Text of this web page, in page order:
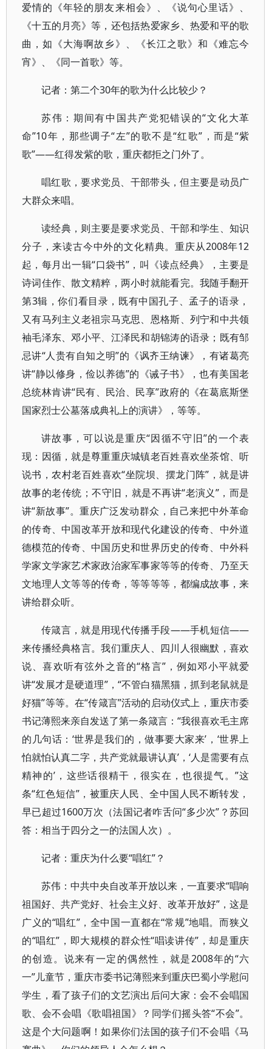
爱情的《年轻的朋友来相会》、《说句心里话》、
《十五的月亮》等，还包括热爱家乡、热爱和平的歌
曲，如《大海啊故乡》、《长江之歌》和《难忘今
宵》、《同一首歌》等。
记者：第二个30年的歌为什么比较少？
苏伟：期间有中国共产党犯错误的“文化大革
命”10年，那些调子“左”的歌不是“红歌”，而是“紫
歌”——红得发紫的歌，重庆都拒之门外了。
唱红歌，要求党员、干部带头，但主要是动员广
大群众来唱。
读经典，则主要是要求党员、干部和学生、知识
分子，来读古今中外的文化精典。重庆从2008年12
起，每月出一辑“口袋书”，叫《读点经典》，主要是
诗词佳作、散文精粹，两小时就能看完。我随手翻开
第3辑，你们看目录，既有中国孔子、孟子的语录，
又有马列主义老祖宗马克思、恩格斯、列宁和中共领
袖毛泽东、邓小平、江泽民和胡锦涛的语录；既有邹
忌讲“人贵有自知之明”的《讽齐王纳谏》，有诸葛亮
讲“静以修身，俭以养德”的《诫子书》，也有美国老
总统林肯讲“民有、民治、民享”政府的《在葛底斯堡
国家烈士公墓落成典礼上的演讲》，等等。
讲故事，可以说是重庆“因循不守旧”的一个表
现：因循，就是尊重重庆城镇老百姓喜欢坐茶馆、听
说书，农村老百姓喜欢“坐院坝、摆龙门阵”，就是讲
故事的老传统；不守旧，就是不再讲“老演义”，而是
讲“新故事”。重庆广泛发动群众，自己来把中外革命
的传奇、中国改革开放和现代化建设的传奇、中外道
德模范的传奇、中国历史和世界历史的传奇、中外科
学家文学家艺术家政治家军事家等等的传奇、乃至天
文地理人文等等的传奇，等等等等，都编成故事，来
讲给群众听。
传箴言，就是用现代传播手段——手机短信——
来传播经典格言。我们重庆人、四川人很幽默，喜欢
说、喜欢听有弦外之音的“格言”，例如邓小平就爱
讲“发展才是硬道理”，“不管白猫黑猫，抓到老鼠就是
好猫”等等。在“传箴言”活动的启动仪式上，重庆市委
书记薄熙来亲自发送了第一条箴言：“我很喜欢毛主席
的几句话：‘世界是我们的，做事要大家来’，‘世界上
怕就怕认真二字，共产党就最讲认真’，‘人是需要有点
精神的’，这些话很精干，很实在，也很提气。”这
条“红色短信”，被重庆人民、全中国人民不断转发，
早已超过1600万次（法国记者咋舌问“多少次”？苏回
答：相当于四分之一的法国人次）。
记者：重庆为什么要“唱红”？
苏伟：中共中央自改革开放以来，一直要求“唱响
祖国好、共产党好、社会主义好、改革开放好”，这是
广义的“唱红”，全中国一直都在“常规”地唱。而狭义
的“唱红”，即大规模的群众性“唱读讲传”，却是重庆
的创造。说来有一定的偶然性，就是2008年的“六
一”儿童节，重庆市委书记薄熙来到重庆巴蜀小学慰问
学生，看了孩子们的文艺演出后问大家：会不会唱国
歌、会不会唱《歌唱祖国》？同学们摇头答“不会”。
这是个大问题啊！如果你们法国的孩子们不会唱《马